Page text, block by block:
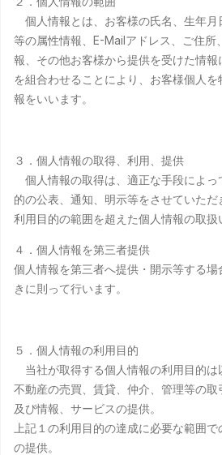
個人情報とは、お客様の氏名、生年月
等の属性情報、E-Mailアドレス、ご住所
報、その他お客様から提供を受けた情報
を組合わせることにより、お客様個人
報をいいます。
３．個人情報の取得、利用、提供
個人情報の取得は、適正な手段によっ
的の公表、通知、明示等をさせていただ
利用目的の範囲を超えた個人情報の取扱
４．個人情報を第三者提供
個人情報を第三者へ提供・開示等する
きに則って行います。
５．個人情報の利用目的
当社が取得する個人情報の利用目的は
不動産の売買、賃貸、仲介、管理等の取
及び情報、サービスの提供。
上記１の利用目的の達成に必要な範囲
の提供。